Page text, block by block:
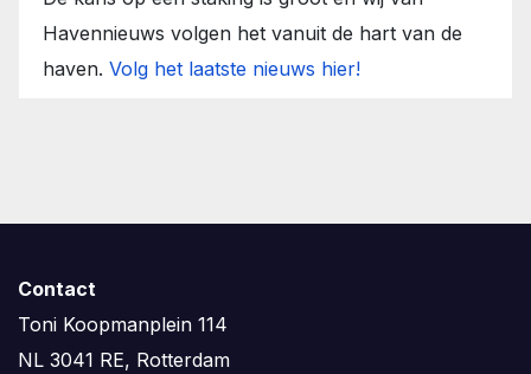
Havennieuws volgen het vanuit de hart van de
haven. Volg het laatste nieuws hier!
Contact
Toni Koopmanplein 114
NL 3041 RE, Rotterdam